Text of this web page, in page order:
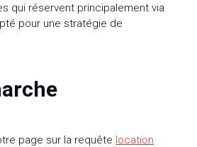
qui réservent principalement via
pour une stratégie de
page sur la requête location